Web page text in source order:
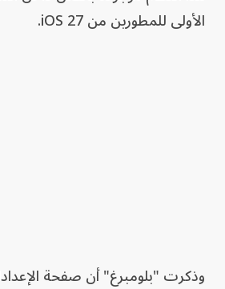
الأولى للمطورين من iOS 27.
وذكرت "بلومبرغ" أن صفحة